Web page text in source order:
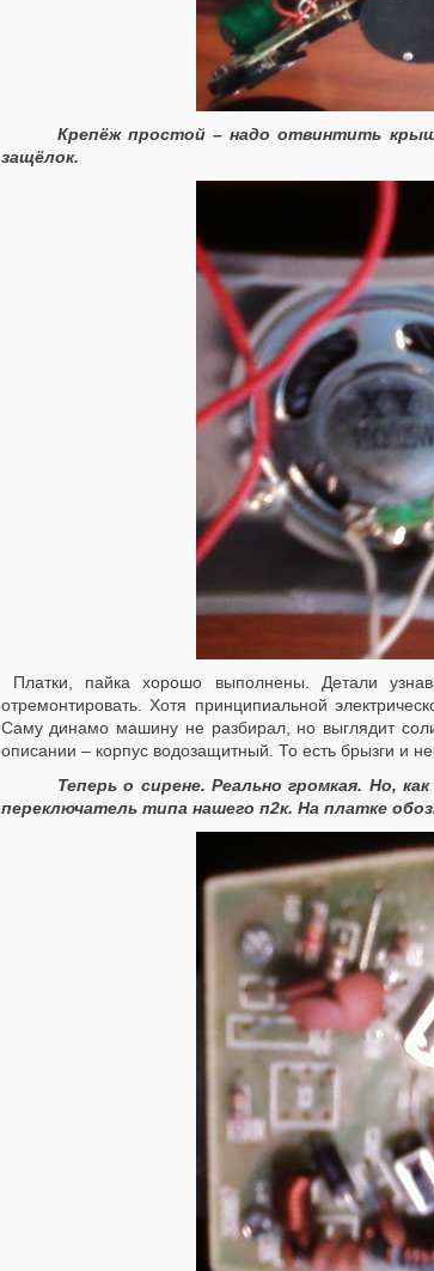
Крепёж простой – надо отвинтить
защёлок.
Платки, пайка хорошо выполнены. Детали
отремонтировать. Хотя принципиальной
Саму динамо машину не разбирал, но выглядит
описании – корпус водозащитный. То есть брызги и
Теперь о сирене. Реально громкая. Но,
переключатель типа нашего п2к. На платке